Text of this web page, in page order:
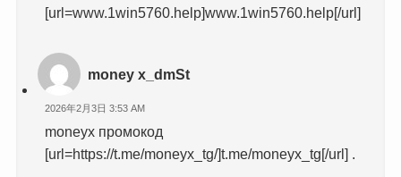
[url=www.1win5760.help]www.1win5760.help[/url]
money x_dmSt
2026年2月3日 3:53 AM
moneyx промокод
[url=https://t.me/moneyx_tg/]t.me/moneyx_tg[/url] .